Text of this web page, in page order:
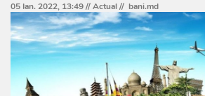
05 Ian. 2022, 13:49 //Actual// bani.md